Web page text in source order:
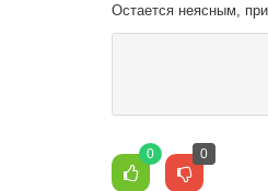
Остается неясным,
0 0